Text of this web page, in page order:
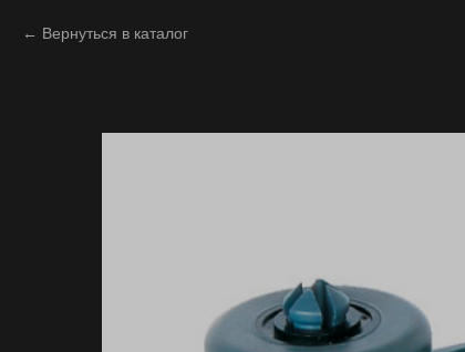
Вернуться в каталог